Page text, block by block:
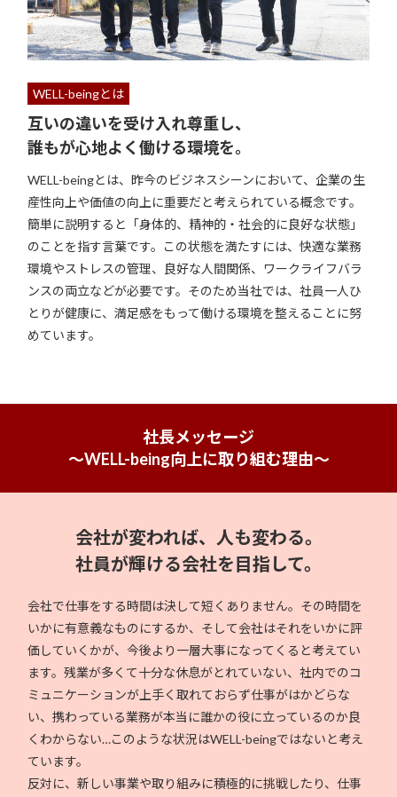
WELL-beingとは
互いの違いを受け入れ尊重し、
誰もが心地よく働ける環境を。
WELL-beingとは、昨今のビジネスシーンにおいて、企業の生
産性向上や価値の向上に重要だと考えられている概念です。
簡単に説明すると「身体的、精神的・社会的に良好な状態」
のことを指す言葉です。この状態を満たすには、快適な業務
環境やストレスの管理、良好な人間関係、ワークライフバラ
ンスの両立などが必要です。そのため当社では、社員一人ひ
とりが健康に、満足感をもって働ける環境を整えることに努
めています。
社長メッセージ
～WELL-being向上に取り組む理由～
会社が変われば、人も変わる。
社員が輝ける会社を目指して。
会社で仕事をする時間は決して短くありません。その時間を
いかに有意義なものにするか、そして会社はそれをいかに評
価していくかが、今後より一層大事になってくると考えてい
ます。残業が多くて十分な休息がとれていない、社内でのコ
ミュニケーションが上手く取れておらず仕事がはかどらな
い、携わっている業務が本当に誰かの役に立っているのか良
くわからない…このような状況はWELL-beingではないと考え
ています。
反対に、新しい事業や取り組みに積極的に挑戦したり、仕事